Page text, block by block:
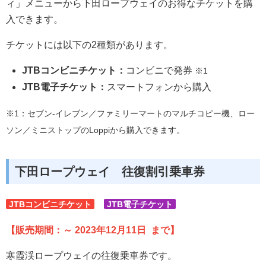
ィ」メニューから下田ロープウェイのお得なチケットを購
入できます。
チケットには以下の2種類があります。
JTBコンビニチケット： コンビニで発券 ※1
JTB電子チケット： スマートフォンから購入
※1：セブン-イレブン／ファミリーマートのマルチコピー機、ロー
ソン／ミニストップのLoppiから購入できます。
下田ロープウェイ 往復割引乗車券
JTBコンビニチケット JTB電子チケット
【販売期間：～ 2023年12月11日 まで】
寒霞渓ロープウェイの往復乗車券です。